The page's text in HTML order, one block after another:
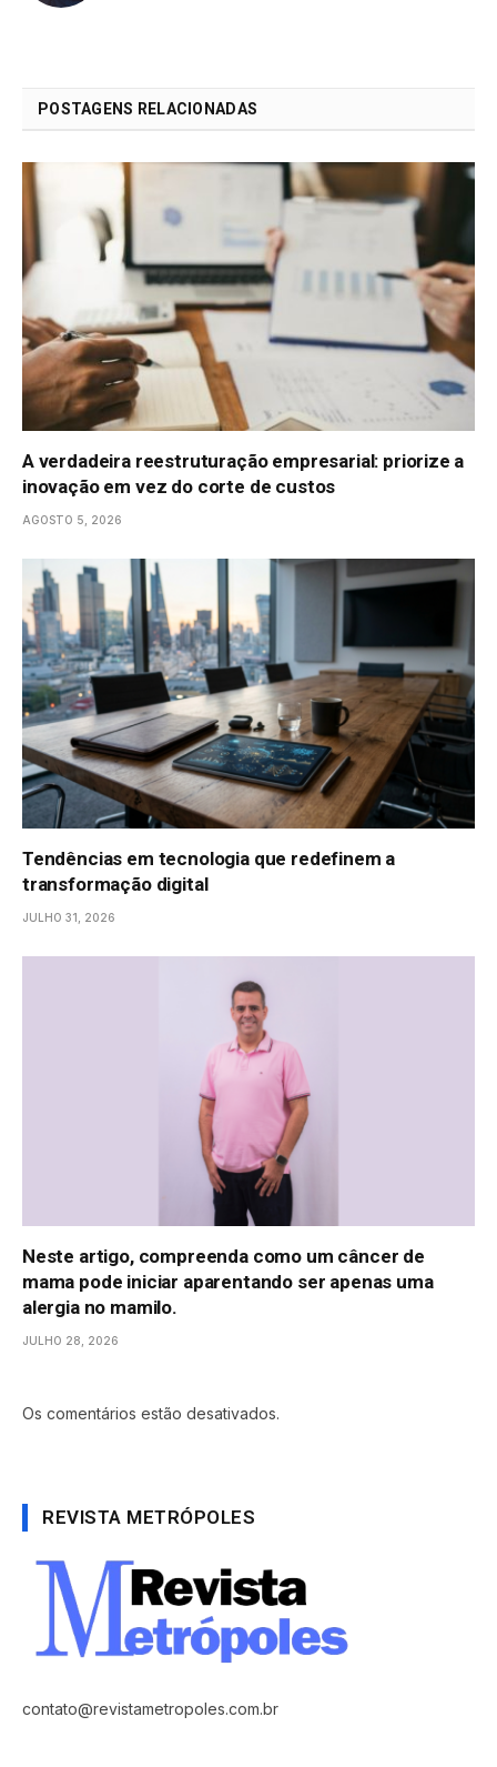
POSTAGENS RELACIONADAS
A verdadeira reestruturação empresarial: priorize a
inovação em vez do corte de custos
AGOSTO 5, 2026
Tendências em tecnologia que redefinem a
transformação digital
JULHO 31, 2026
Neste artigo, compreenda como um câncer de
mama pode iniciar aparentando ser apenas uma
alergia no mamilo.
JULHO 28, 2026
Os comentários estão desativados.
REVISTA METRÓPOLES
contato@revistametropoles.com.br